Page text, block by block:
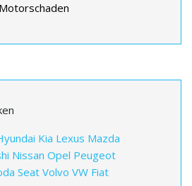
Kia Lexus Mazda
Nissan Opel Peugeot
Seat Volvo VW Fiat